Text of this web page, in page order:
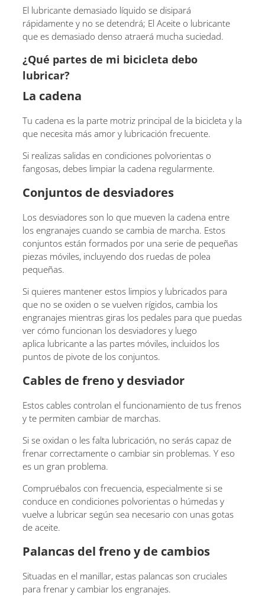
El lubricante demasiado líquido se disipará
rápidamente y no se detendrá; El Aceite o lubricante
que es demasiado denso atraerá mucha suciedad.
¿Qué partes de mi bicicleta debo
lubricar?
La cadena
Tu cadena es la parte motriz principal de la bicicleta y la
que necesita más amor y lubricación frecuente.
Si realizas salidas en condiciones polvorientas o
fangosas, debes limpiar la cadena regularmente.
Conjuntos de desviadores
Los desviadores son lo que mueven la cadena entre
los engranajes cuando se cambia de marcha. Estos
conjuntos están formados por una serie de pequeñas
piezas móviles, incluyendo dos ruedas de polea
pequeñas.
Si quieres mantener estos limpios y lubricados para
que no se oxiden o se vuelven rígidos, cambia los
engranajes mientras giras los pedales para que puedas
ver cómo funcionan los desviadores y luego
aplica lubricante a las partes móviles, incluidos los
puntos de pivote de los conjuntos.
Cables de freno y desviador
Estos cables controlan el funcionamiento de tus frenos
y te permiten cambiar de marchas.
Si se oxidan o les falta lubricación, no serás capaz de
frenar correctamente o cambiar sin problemas. Y eso
es un gran problema.
Compruébalos con frecuencia, especialmente si se
conduce en condiciones polvorientas o húmedas y
vuelve a lubricar según sea necesario con unas gotas
de aceite.
Palancas del freno y de cambios
Situadas en el manillar, estas palancas son cruciales
para frenar y cambiar los engranajes.